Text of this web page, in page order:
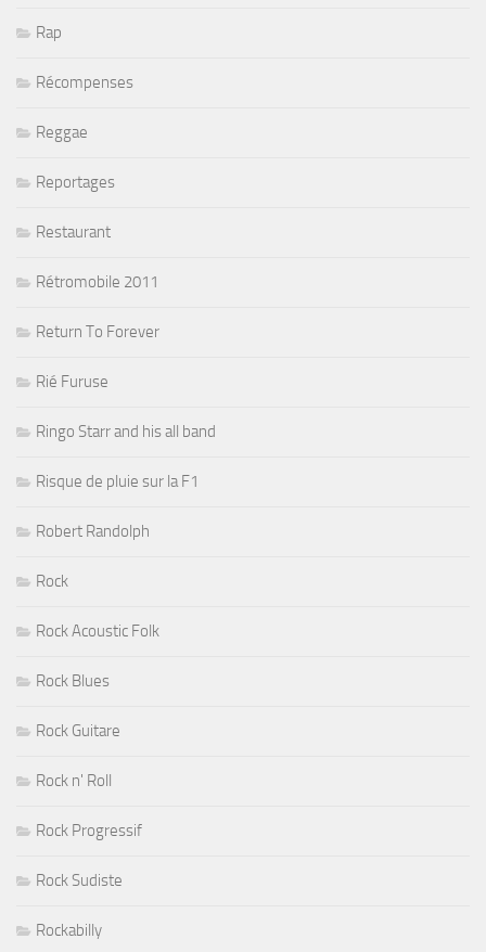
Rap
Récompenses
Reggae
Reportages
Restaurant
Rétromobile 2011
Return To Forever
Rié Furuse
Ringo Starr and his all band
Risque de pluie sur la F1
Robert Randolph
Rock
Rock Acoustic Folk
Rock Blues
Rock Guitare
Rock n' Roll
Rock Progressif
Rock Sudiste
Rockabilly